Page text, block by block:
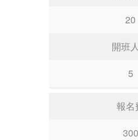
20
開班
5
報名
300